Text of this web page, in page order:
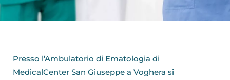
Presso l’Ambulatorio di Ematologia di
MedicalCenter San Giuseppe a Voghera si